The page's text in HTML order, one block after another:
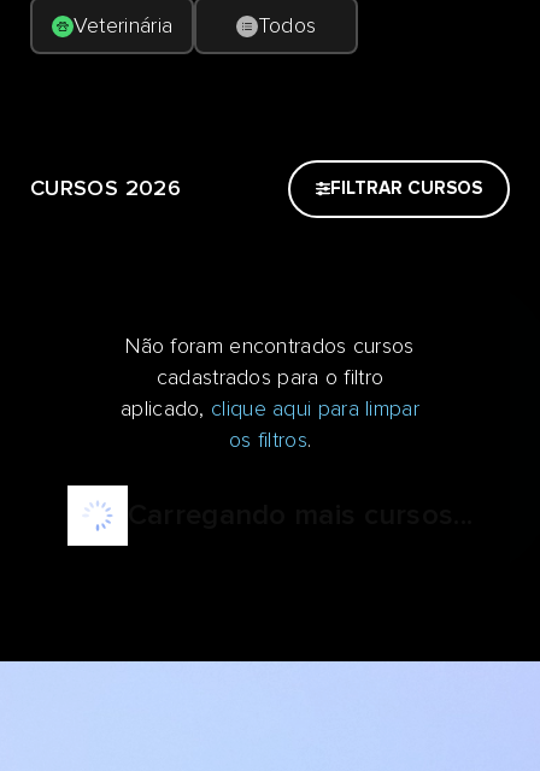
Veterinária Todos
CURSOS 2026 FILTRAR CURSOS
Não foram encontrados cursos
cadastrados para o filtro
aplicado, clique aqui para limpar
os filtros.